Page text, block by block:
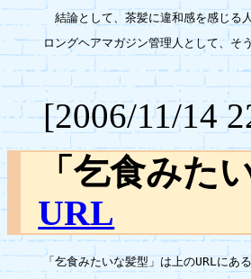
結論として、茶髪に違和感を感じる
ロングヘアマガジン管理人として、そ
[2006/11/14
「乞食み
URL
「乞食みたいな髪型」は上のURLにある